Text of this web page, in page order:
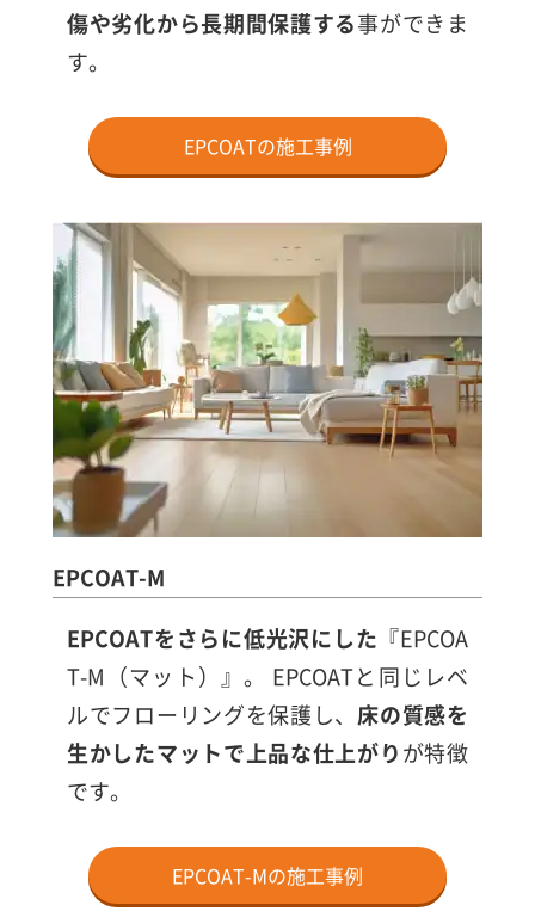
傷や劣化から長期間保護する事ができま
す。
EPCOATの施工事例
EPCOAT-M
EPCOATをさらに低光沢にした 『EPCOA
T-M（マット）』。 EPCOATと同じレベ
ルでフローリングを保護し、床の質感を
生かしたマットで上品な仕上がりが特徴
です。
EPCOAT-Mの施工事例